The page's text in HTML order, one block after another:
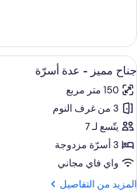
جناح
مميز
-
سرير
مزدوج
استعراض
جميع
صور
جناح
مميز
-
عدة
أسرّة
10
جناح مميز - عدة أسرّة
150 متر مربع
3 من غرف النوم
يتّسع لـ 7
3 أسرّة مزدوجة
واي فاي مجاني
المزيد من التفاصيل
المزيد